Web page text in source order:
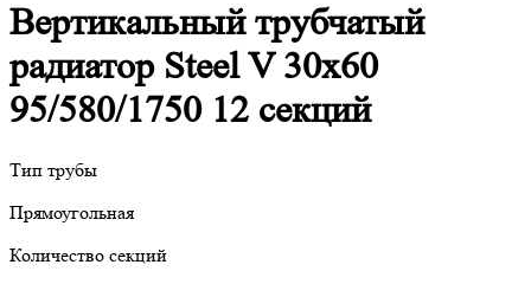
Вертикальный трубчатый
радиатор Steel V 30х60
95/580/1750 12 секций
Тип трубы
Прямоугольная
Количество секций